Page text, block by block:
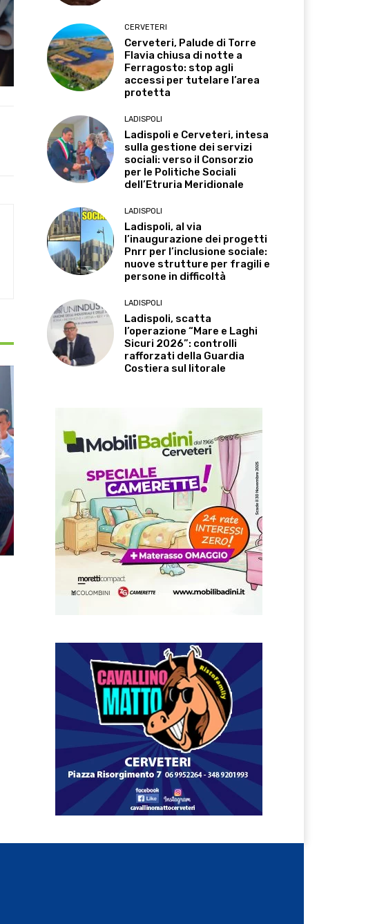
CERVETERI
Cerveteri, Palude di Torre
Flavia chiusa di notte a
Ferragosto: stop agli
accessi per tutelare l’area
protetta
LADISPOLI
Ladispoli e Cerveteri, intesa
sulla gestione dei servizi
sociali: verso il Consorzio
per le Politiche Sociali
dell’Etruria Meridionale
LADISPOLI
Ladispoli, al via
l’inaugurazione dei progetti
Pnrr per l’inclusione sociale:
nuove strutture per fragili e
persone in difficoltà
LADISPOLI
Ladispoli, scatta
l’operazione “Mare e Laghi
Sicuri 2026”: controlli
rafforzati della Guardia
Costiera sul litorale